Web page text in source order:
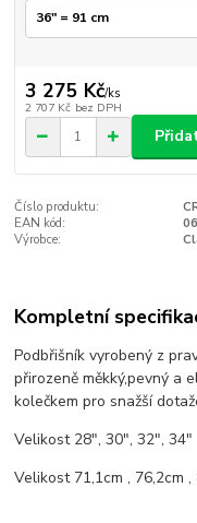
3 275 Kč/ks
2 707 Kč bez DPH
Číslo produktu:
EAN kód:
Výrobce:
Kompletní
Podbřišník vyrobený z
přirozeně měkký,pevný a
kolečkem pro snažší
Velikost 28", 30", 32", 34"
Velikost 71,1cm , 76,2cm ,